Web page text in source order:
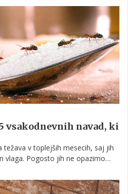
ki z uporabo sadja, zelišč in
vsakodnevnih navad, ki
v toplejših mesecih, saj jih
vlaga. Pogosto jih ne opazimo
navade jih privabljajo v dom in